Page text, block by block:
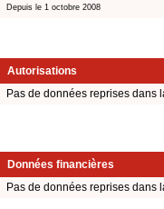
Depuis le 1 octobre 2008
Autorisations
Pas de données reprises dans
Données financières
Pas de données reprises dans